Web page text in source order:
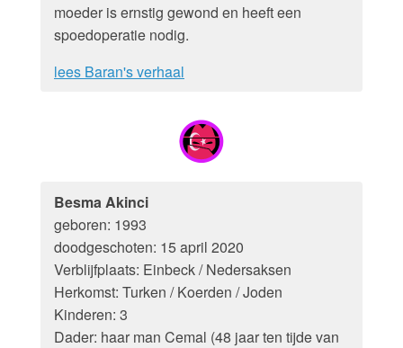
moeder is ernstig gewond en heeft een
spoedoperatie nodig.
lees Baran's verhaal
Besma Akinci
geboren: 1993
doodgeschoten: 15 april 2020
Verblijfplaats: Einbeck / Nedersaksen
Herkomst: Turken / Koerden / Joden
Kinderen: 3
Dader: haar man Cemal (48 jaar ten tijde van